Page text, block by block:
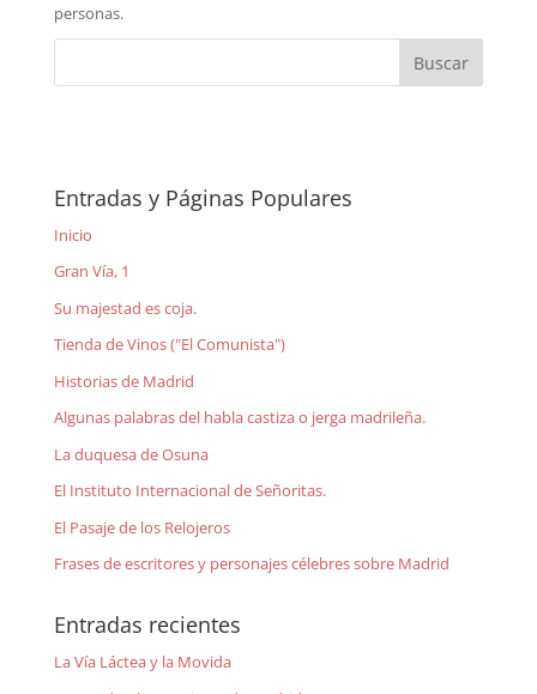
personas.
Entradas y Páginas Populares
Inicio
Gran Vía, 1
Su majestad es coja.
Tienda de Vinos ("El Comunista")
Historias de Madrid
Algunas palabras del habla castiza o jerga madrileña.
La duquesa de Osuna
El Instituto Internacional de Señoritas.
El Pasaje de los Relojeros
Frases de escritores y personajes célebres sobre Madrid
Entradas recientes
La Vía Láctea y la Movida